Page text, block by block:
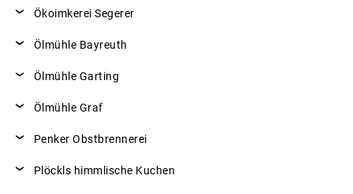
Ökoimkerei Segerer
Ölmühle Bayreuth
Ölmühle Garting
Ölmühle Graf
Penker Obstbrennerei
Plöckls himmlische Kuchen